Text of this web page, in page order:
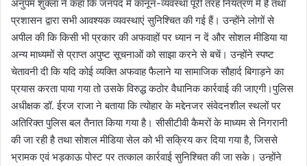
अनुपम शुक्ला ने कहा कि जनपद में कानून-व्यवस्था पूरी तरह नियंत्रण में है तथा
प्रशासन द्वारा सभी आवश्यक व्यवस्थाएं सुनिश्चित की गई हैं। उन्होंने लोगों से
अपील की कि किसी भी प्रकार की अफवाहों पर ध्यान न दें और सोशल मीडिया या
अन्य माध्यमों से प्राप्त अपुष्ट सूचनाओं को साझा करने से बचें। उन्होंने स्पष्ट
चेतावनी दी कि यदि कोई व्यक्ति अफवाह फैलाने या सामाजिक सौहार्द बिगाड़ने का
प्रयास करता पाया गया तो उसके विरुद्ध कठोर वैधानिक कार्रवाई की जाएगी।पुलिस
अधीक्षक डॉ. ईरज राजा ने बताया कि त्योहार के मद्देनजर संवेदनशील स्थलों पर
अतिरिक्त पुलिस बल तैनात किया गया है। सीसीटीवी कैमरों के माध्यम से निगरानी
की जा रही है तथा सोशल मीडिया सेल को भी सक्रिय कर दिया गया है, जिससे
भ्रामक एवं भड़काऊ पोस्ट पर तत्काल कार्रवाई सुनिश्चित की जा सके। उन्होंने